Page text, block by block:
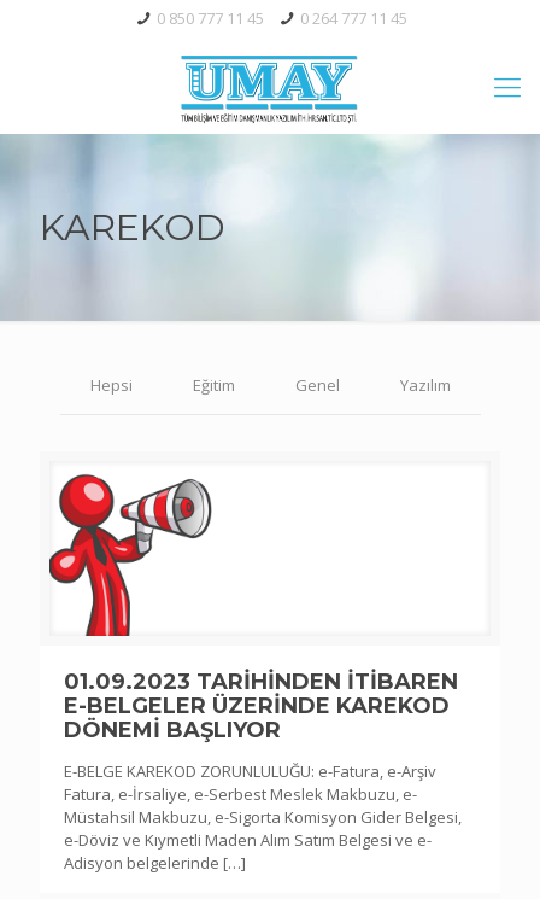
0 850 777 11 45 0 264 777 11 45
KAREKOD
Hepsi Eğitim Genel Yazılım
01.09.2023 TARİHİNDEN İTİBAREN
E-BELGELER ÜZERİNDE KAREKOD
DÖNEMİ BAŞLIYOR
E-BELGE KAREKOD ZORUNLULUĞU: e-Fatura, e-Arşiv
Fatura, e-İrsaliye, e-Serbest Meslek Makbuzu, e-
Müstahsil Makbuzu, e-Sigorta Komisyon Gider Belgesi,
e-Döviz ve Kıymetli Maden Alım Satım Belgesi ve e-
Adisyon belgelerinde […]